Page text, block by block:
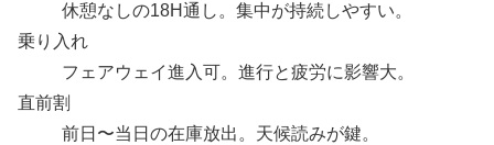
休憩なしの18H通し。集中が持続しやすい。
乗り入れ
フェアウェイ進入可。進行と疲労に影響大。
直前割
前日〜当日の在庫放出。天候読みが鍵。